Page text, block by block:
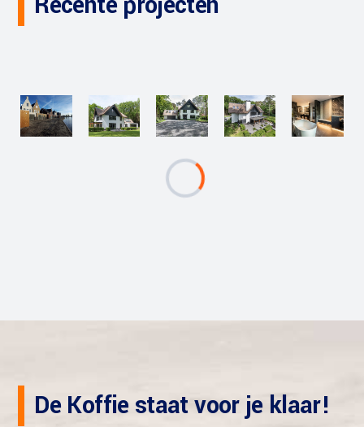
De Koffie staat voor je klaar!